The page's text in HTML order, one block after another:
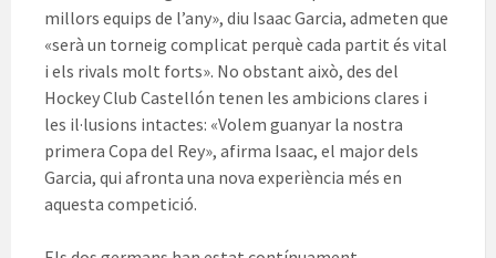
millors equips de l’any», diu Isaac Garcia, admeten que
«serà un torneig complicat perquè cada partit és vital
i els rivals molt forts». No obstant això, des del
HockeyClub Castellón tenen les ambicions clares i
les il·lusions intactes: «Volem guanyar la nostra
primera Copa del Rey», afirma Isaac, el major dels
Garcia, qui afronta una nova experiència més en
aquesta competició.